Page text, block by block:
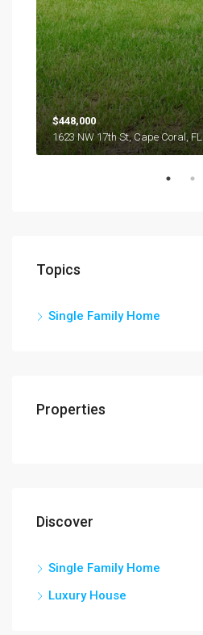
$448,000
1623 NW 17th St, Cape Coral, FL
Topics
Single Family Home
Properties
Discover
Single Family Home
Luxury House